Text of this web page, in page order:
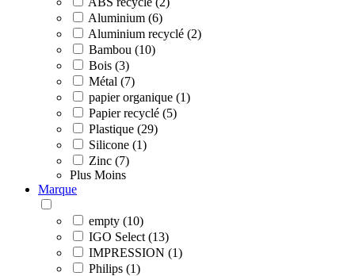
Aluminium (6)
Aluminium recyclé (2)
Bambou (10)
Bois (3)
Métal (7)
papier organique (1)
Papier recyclé (5)
Plastique (29)
Silicone (1)
Zinc (7)
Plus Moins
Marque
empty (10)
IGO Select (13)
IMPRESSION (1)
Philips (1)